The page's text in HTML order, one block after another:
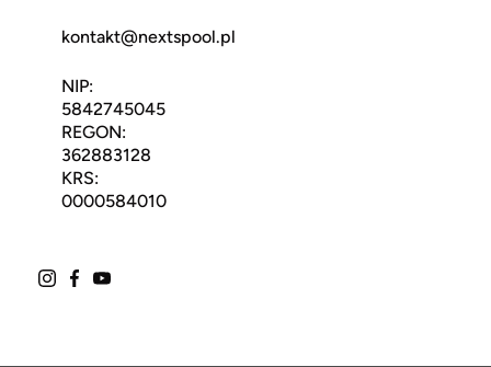
kontakt@nextspool.pl
NIP:
5842745045
REGON:
362883128
KRS:
0000584010